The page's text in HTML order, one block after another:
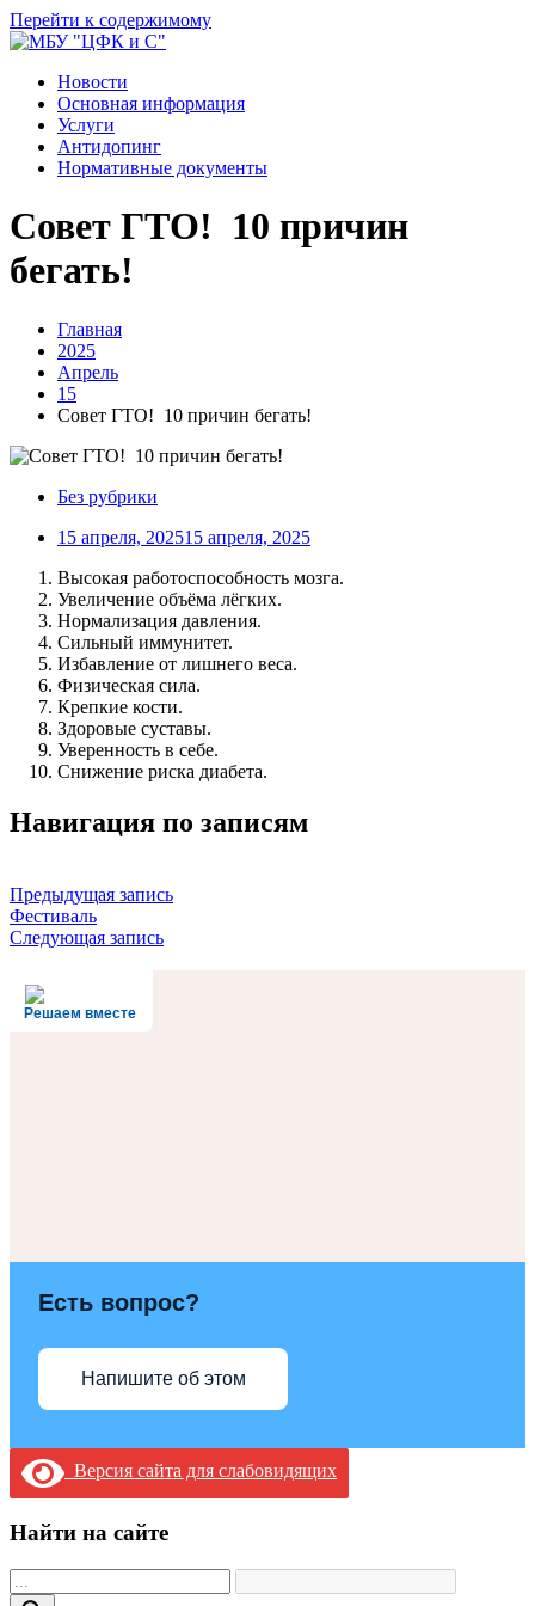
Перейти к содержимому
Новости
Основная информация
Услуги
Антидопинг
Нормативные документы
Совет ГТО! 10 причин
бегать!
Главная
2025
Апрель
15
Совет ГТО! 10 причин бегать!
Без рубрики
15 апреля, 202515 апреля, 2025
Высокая работоспособность мозга.
Увеличение объёма лёгких.
Нормализация давления.
Сильный иммунитет.
Избавление от лишнего веса.
Физическая сила.
Крепкие кости.
Здоровые суставы.
Уверенность в себе.
Снижение риска диабета.
Навигация по записям
Предыдущая запись
Фестиваль
Следующая запись
Решаем вместе
Есть вопрос?
Напишите об этом
Версия сайта для слабовидящих
Найти на сайте